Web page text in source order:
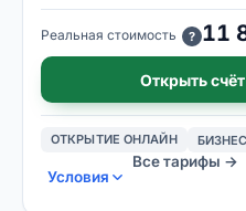
Реальная стоимость ? 11
Открыть счёт
ОТКРЫТИЕ ОНЛАЙН
Условия
Все тарифы →